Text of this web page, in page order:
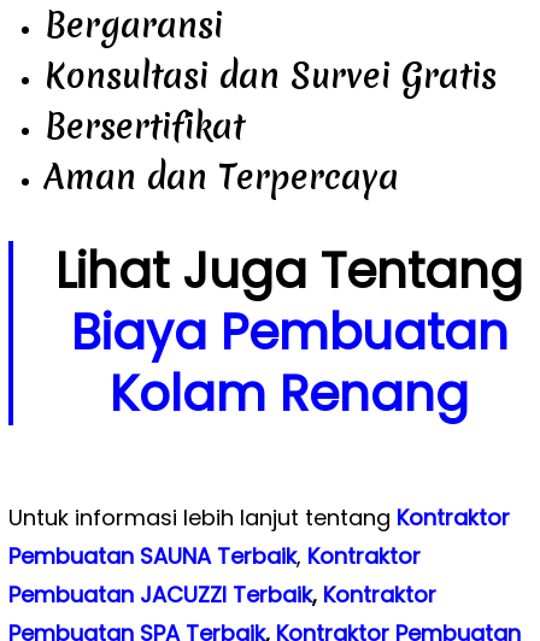
Bergaransi
Konsultasi dan Survei Gratis
Bersertifikat
Aman dan Terpercaya
Lihat Juga Tentang
Biaya Pembuatan
Kolam Renang
Untuk informasi lebih lanjut tentang Kontraktor
Pembuatan SAUNA Terbaik, Kontraktor
Pembuatan JACUZZI Terbaik,Kontraktor
Pembuatan SPA Terbaik,Kontraktor Pembuatan